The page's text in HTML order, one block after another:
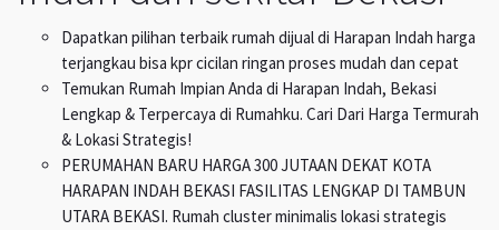
Dapatkan pilihan terbaik rumah dijual di Harapan Indah harga
terjangkau bisa kpr cicilan ringan proses mudah dan cepat
Temukan Rumah Impian Anda di Harapan Indah, Bekasi
Lengkap & Terpercaya di Rumahku. Cari Dari Harga Termurah
& Lokasi Strategis!
PERUMAHAN BARU HARGA 300 JUTAAN DEKAT KOTA
HARAPAN INDAH BEKASI FASILITAS LENGKAP DI TAMBUN
UTARA BEKASI. Rumah cluster minimalis lokasi strategis